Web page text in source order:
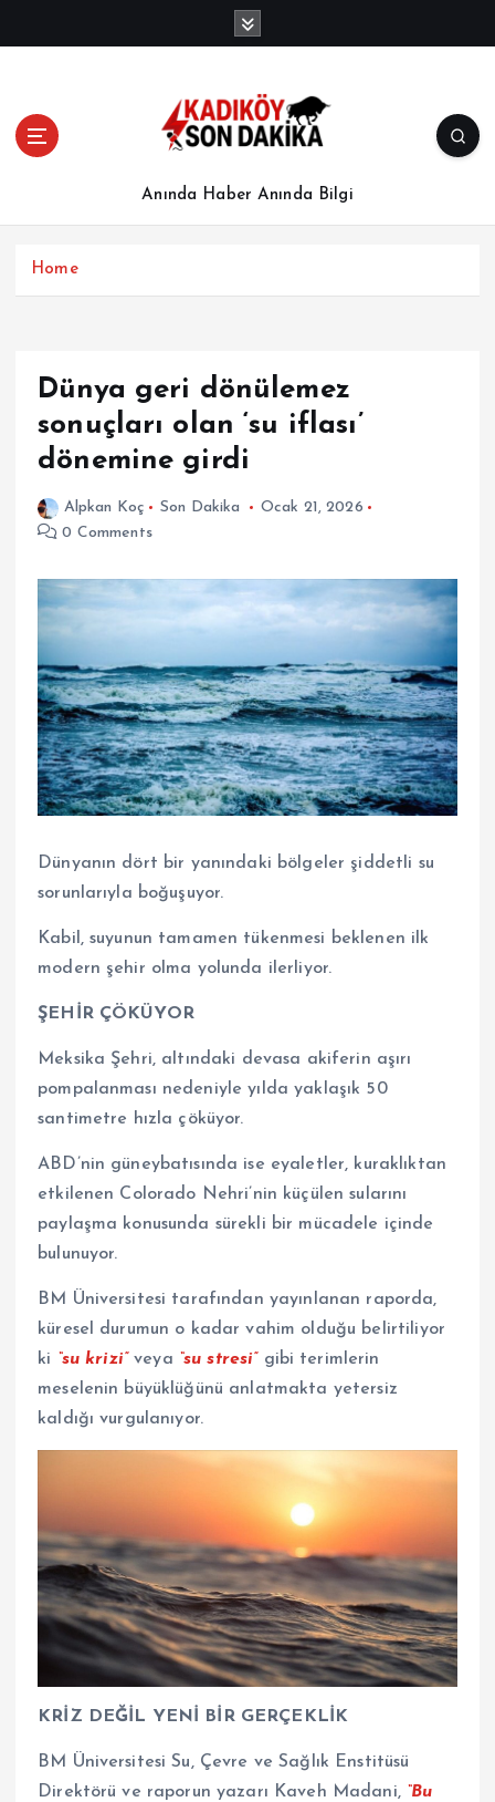
Anında Haber Anında Bilgi
Home
Dünya geri dönülemez
sonuçları olan ‘su iflası’
dönemine girdi
Alpkan Koç Son Dakika
Ocak 21, 2026
0 Comments
Dünyanın dört bir yanındaki bölgeler şiddetli su
sorunlarıyla boğuşuyor.
Kabil, suyunun tamamen tükenmesi beklenen ilk
modern şehir olma yolunda ilerliyor.
ŞEHİR ÇÖKÜYOR
Meksika Şehri, altındaki devasa akiferin aşırı
pompalanması nedeniyle yılda yaklaşık 50
santimetre hızla çöküyor.
ABD’nin güneybatısında ise eyaletler, kuraklıktan
etkilenen Colorado Nehri’nin küçülen sularını
paylaşma konusunda sürekli bir mücadele içinde
bulunuyor.
BM Üniversitesi tarafından yayınlanan raporda,
küresel durumun o kadar vahim olduğu belirtiliyor
ki “su krizi”veya “su stresi”gibi terimlerin
meselenin büyüklüğünü anlatmakta yetersiz
kaldığı vurgulanıyor.
KRİZ DEĞİL YENİ BİR GERÇEKLİK
BM Üniversitesi Su, Çevre ve Sağlık Enstitüsü
Direktörü ve raporun yazarı Kaveh Madani, “Bu